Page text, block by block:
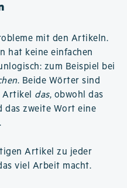
mit den Artikeln.
hat keine einfachen
zum Beispiel bei
. Beide Wörter sind
Artikel das, obwohl das
das zweite Wort eine
Artikel zu jeder
viel Arbeit macht.